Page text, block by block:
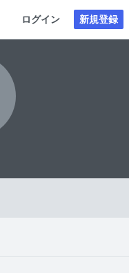
ログイン 新規登録